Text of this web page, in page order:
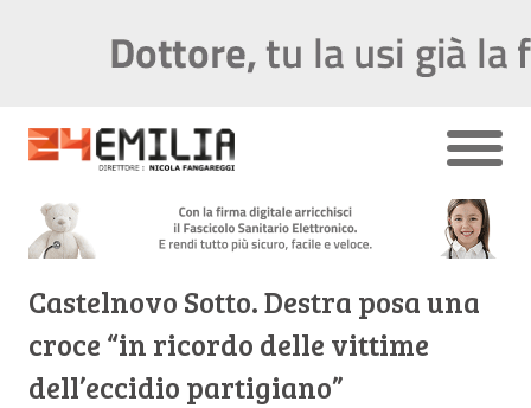
Castelnovo Sotto. Destra posa una
croce “in ricordo delle vittime
dell’eccidio partigiano”